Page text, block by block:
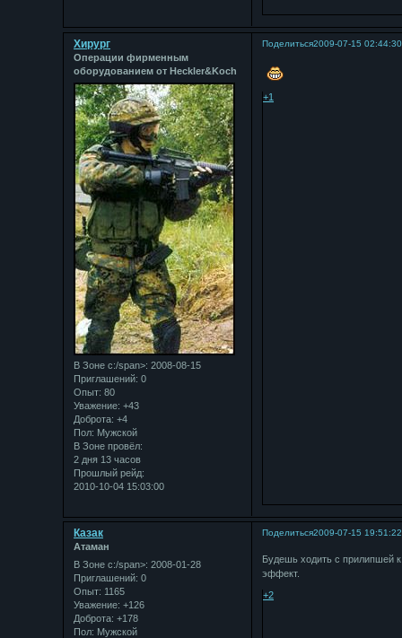
Поделиться2009-07-15 02:44:30
Хирург
Операции фирменным
оборудованием от Heckler&Koch
В Зоне с:/span>: 2008-08-15
Приглашений: 0
Опыт: 80
Уважение: +43
Доброта: +4
Пол: Мужской
В Зоне провёл:
2 дня 13 часов
Прошлый рейд:
2010-10-04 15:03:00
+1
Поделиться2009-07-15 19:51:22
Казак
Атаман
В Зоне с:/span>: 2008-01-28
Приглашений: 0
Опыт: 1165
Уважение: +126
Доброта: +178
Пол: Мужской
Будешь ходить с прилипшей
эффект.
+2